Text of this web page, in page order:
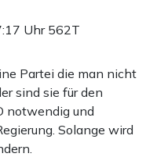
Uhr 562T
Partei die man nicht
sind sie für den
notwendig und
Solange wird